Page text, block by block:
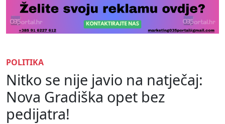
POLITIKA
Nitko se nije javio na natječaj:
Nova Gradiška opet bez
pedijatra!